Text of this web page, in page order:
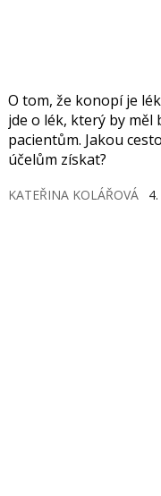
O tom, že konopí je
jde o lék, který by měl
pacientům. Jakou
účelům získat?
KATEŘINA KOLÁŘOVÁ